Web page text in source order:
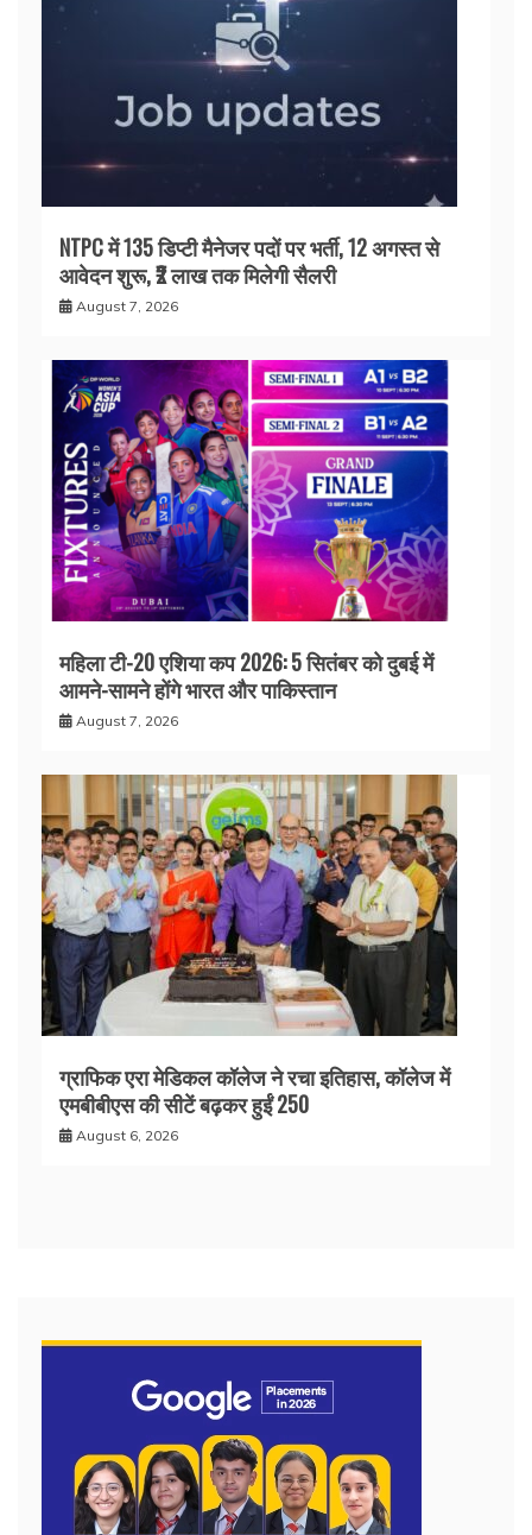
NTPC में 135 डिप्टी मैनेजर पदों पर भर्ती, 12 अगस्त से
आवेदन शुरू, ₹2 लाख तक मिलेगी सैलरी
August 7, 2026
महिला टी-20 एशिया कप 2026: 5 सितंबर को दुबई में
आमने-सामने होंगे भारत और पाकिस्तान
August 7, 2026
ग्राफिक एरा मेडिकल कॉलेज ने रचा इतिहास, कॉलेज में
एमबीबीएस की सीटें बढ़कर हुईं 250
August 6, 2026